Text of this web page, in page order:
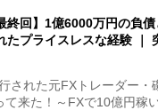
終回】1億6000万円の負
たプライスレスな経験 ｜
された元FXトレーダー・
て来た！～FXで10億円稼